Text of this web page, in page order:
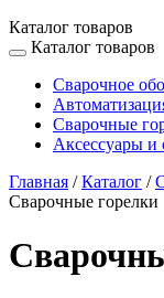
Каталог товаров
Каталог товаров
Сварочное
Сварочные
Аксессуары и
Главная /Каталог /
Сварочные горелки